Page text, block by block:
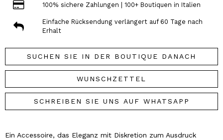
100% sichere Zahlungen | 100+ Boutiquen in Italien
Einfache Rücksendung verlängert auf 60 Tage nach
Erhalt
SUCHEN SIE IN DER BOUTIQUE DANACH
WUNSCHZETTEL
SCHREIBEN SIE UNS AUF WHATSAPP
Ein Accessoire, das Eleganz mit Diskretion zum Ausdruck